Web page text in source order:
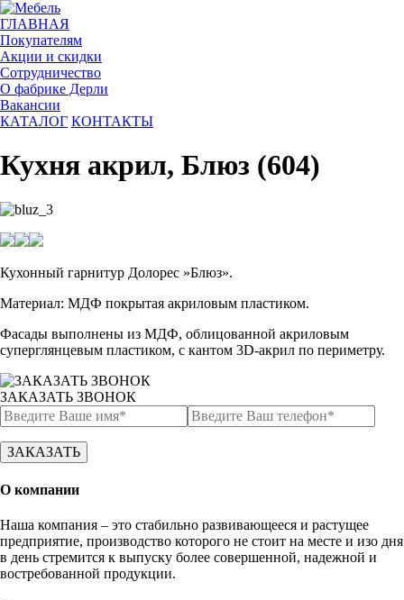
ГЛАВНАЯ
Покупателям
Акции и скидки
Сотрудничество
О фабрике Дерли
Вакансии
КАТАЛОГ КОНТАКТЫ
Кухня акрил, Блюз (604)
Кухонный гарнитур Долорес »Блюз».
Материал: МДФ покрытая акриловым пластиком.
Фасады выполнены из МДФ, облицованной акриловым
суперглянцевым пластиком, с кантом 3D-акрил по периметру.
ЗАКАЗАТЬ ЗВОНОК
О компании
Наша компания – это стабильно развивающееся и растущее
предприятие, производство которого не стоит на месте и изо дня
в день стремится к выпуску более совершенной, надежной и
востребованной продукции.